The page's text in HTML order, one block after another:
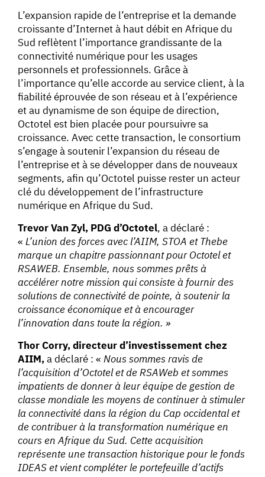
L’expansion rapide de l’entreprise et la demande
croissante d’Internet à haut débit en Afrique du
Sud reflètent l’importance grandissante de la
connectivité numérique pour les usages
personnels et professionnels. Grâce à
l’importance qu’elle accorde au service client, à la
fiabilité éprouvée de son réseau et à l’expérience
et au dynamisme de son équipe de direction,
Octotel est bien placée pour poursuivre sa
croissance. Avec cette transaction, le consortium
s’engage à soutenir l’expansion du réseau de
l’entreprise et à se développer dans de nouveaux
segments, afin qu’Octotel puisse rester un acteur
clé du développement de l’infrastructure
numérique en Afrique du Sud.
Trevor Van Zyl, PDG d’Octotel, a déclaré :
« L’union des forces avec l’AIIM, STOA et Thebe
marque un chapitre passionnant pour Octotel et
RSAWEB. Ensemble, nous sommes prêts à
accélérer notre mission qui consiste à fournir des
solutions de connectivité de pointe, à soutenir la
croissance économique et à encourager
l’innovation dans toute la région. »
Thor Corry, directeur d’investissement chez
AIIM,a déclaré : « Nous sommes ravis de
l’acquisition d’Octotel et de RSAWeb et sommes
impatients de donner à leur équipe de gestion de
classe mondiale les moyens de continuer à stimuler
la connectivité dans la région du Cap occidental et
de contribuer à la transformation numérique en
cours en Afrique du Sud. Cette acquisition
représente une transaction historique pour le fonds
IDEAS et vient compléter le portefeuille d’actifs